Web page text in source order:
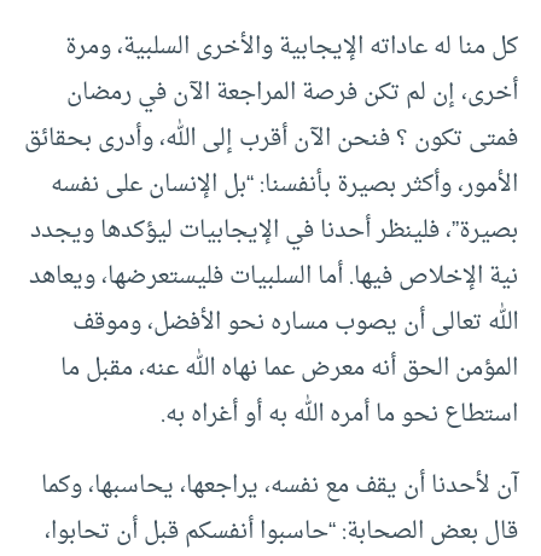
كل منا له عاداته الإيجابية والأخرى السلبية، ومرة
أخرى، إن لم تكن فرصة المراجعة الآن في رمضان
فمتى تكون ؟ فنحن الآن أقرب إلى الله، وأدرى بحقائق
الأمور، وأكثر بصيرة بأنفسنا: “بل الإنسان على نفسه
بصيرة”، فلينظر أحدنا في الإيجابيات ليؤكدها ويجدد
نية الإخلاص فيها. أما السلبيات فليستعرضها، ويعاهد
الله تعالى أن يصوب مساره نحو الأفضل، وموقف
المؤمن الحق أنه معرض عما نهاه الله عنه، مقبل ما
استطاع نحو ما أمره الله به أو أغراه به.
آن لأحدنا أن يقف مع نفسه، يراجعها، يحاسبها، وكما
قال بعض الصحابة: “حاسبوا أنفسكم قبل أن تحابوا،